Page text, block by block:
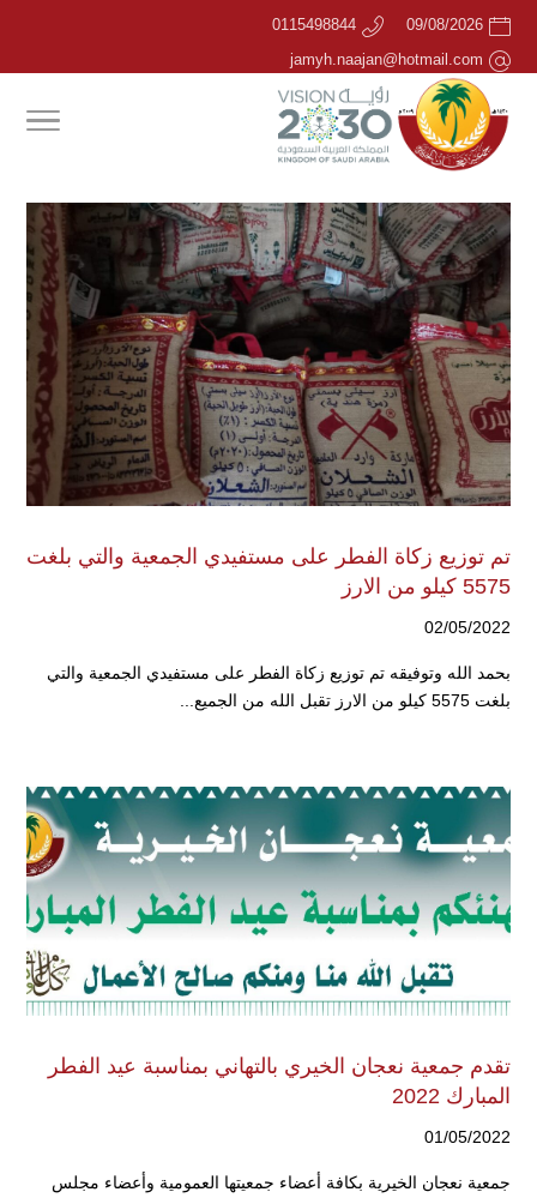
09/08/2026
0115498844
jamyh.naajan@hotmail.com
تم توزيع زكاة الفطر على مستفيدي الجمعية والتي بلغت
5575 كيلو من الارز
02/05/2022
بحمد الله وتوفيقه تم توزيع زكاة الفطر على مستفيدي الجمعية والتي
بلغت 5575 كيلو من الارز تقبل الله من الجميع...
تقدم جمعية نعجان الخيري بالتهاني بمناسبة عيد الفطر
المبارك 2022
01/05/2022
جمعية نعجان الخيرية بكافة أعضاء جمعيتها العمومية وأعضاء مجلس